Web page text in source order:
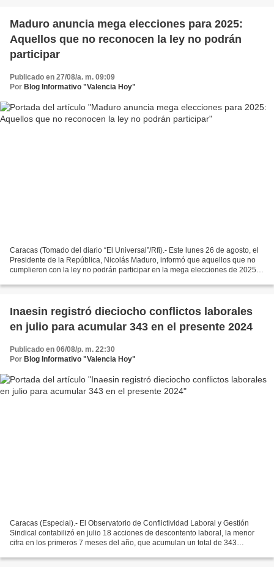
Maduro anuncia mega elecciones para 2025:
Aquellos que no reconocen la ley no podrán
participar
Publicado en 27/08/a. m. 09:09
Por Blog Informativo "Valencia Hoy"
Caracas (Tomado del diario “El Universal”/Rfi).- Este lunes 26 de agosto, el
Presidente de la República, Nicolás Maduro, informó que aquellos que no
cumplieron con la ley no podrán participar en la mega elecciones de 2025
Inaesin registró dieciocho conflictos laborales
en julio para acumular 343 en el presente 2024
Publicado en 06/08/p. m. 22:30
Por Blog Informativo "Valencia Hoy"
Caracas (Especial).- El Observatorio de Conflictividad Laboral y Gestión
Sindical contabilizó en julio 18 acciones de descontento laboral, la menor
cifra en los primeros 7 meses del año, que acumulan un total de 343